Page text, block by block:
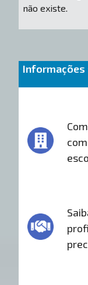
não existe.
Informações